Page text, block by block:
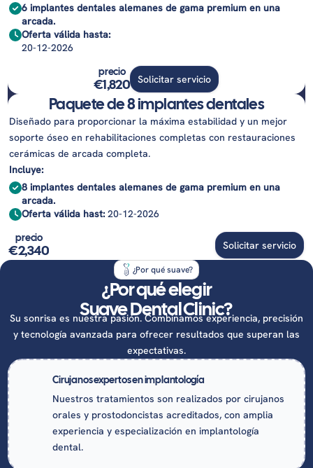
6 implantes dentales alemanes de gama premium en una
arcada.
Oferta válida hasta:
20-12-2026
precio
€1,820 Solicitar servicio
Paquete de 8 implantes dentales
Diseñado para proporcionar la máxima estabilidad y un mejor
soporte óseo en rehabilitaciones completas con restauraciones
cerámicas de arcada completa.
Incluye:
8 implantes dentales alemanes de gama premium en una
arcada.
Oferta válida hast:20-12-2026
precio
€2,340 Solicitar servicio
¿Por qué suave?
¿Por qué elegir
Suave Dental Clinic?
Su sonrisa es nuestra pasión. Combinamos experiencia, precisión
y tecnología avanzada para ofrecer resultados que superan las
expectativas.
Cirujanos expertos en implantología
Nuestros tratamientos son realizados por cirujanos
orales y prostodoncistas acreditados, con amplia
experiencia y especialización en implantología
dental.